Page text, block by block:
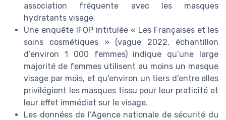
association fréquente avec les masques
hydratants visage.
Une enquête IFOP intitulée « Les Françaises et les
soins cosmétiques » (vague 2022, échantillon
d’environ 1 000 femmes) indique qu’une large
majorité de femmes utilisent au moins un masque
visage par mois, et qu’environ un tiers d’entre elles
privilégient les masques tissu pour leur praticité et
leur effet immédiat sur le visage.
Les données de l’Agence nationale de sécurité du